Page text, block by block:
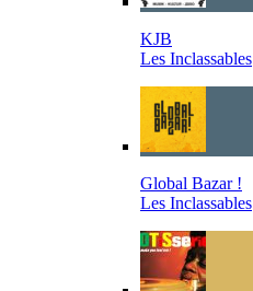
KJB
Les Inclassables
Global Bazar !
Les Inclassables